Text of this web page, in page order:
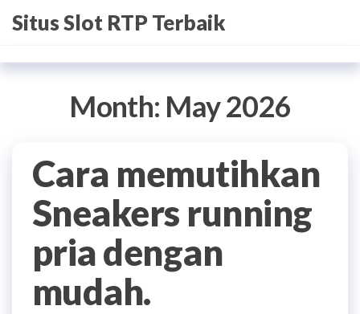
toSitus Slot RTP Terbaik
Month: May 2026
Cara memutihkan
Sneakers running
pria dengan
mudah.